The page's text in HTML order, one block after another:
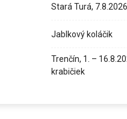
Stará Turá,
Jablkový koláčik
Trenčín, 1. –
krabičiek